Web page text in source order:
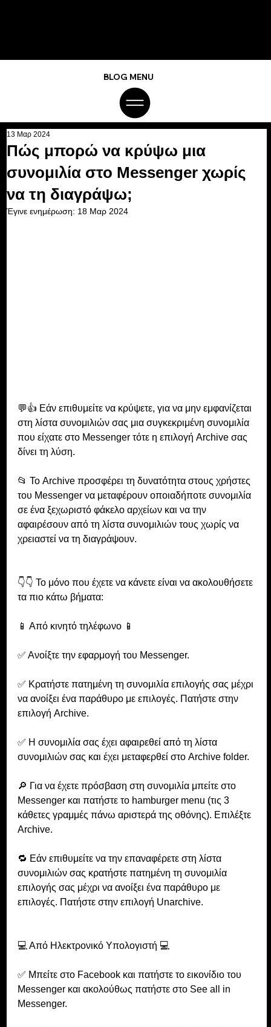
BLOG MENU
Πώς μπορώ να κρύψω μια
συνομιλία στο Messenger χωρίς
να τη διαγράψω;
13 Μαρ 2024
Έγινε ενημέρωση: 18 Μαρ 2024
💬👍 Εάν επιθυμείτε να κρύψετε, για να μην εμφανίζεται
στη λίστα συνομιλιών σας μια συγκεκριμένη συνομιλία
που είχατε στο Messenger τότε η επιλογή Archive σας
δίνει τη λύση.
📂 Το Archive προσφέρει τη δυνατότητα στους χρήστες
του Messenger να μεταφέρουν οποιαδήποτε συνομιλία
σε ένα ξεχωριστό φάκελο αρχείων και να την
αφαιρέσουν από τη λίστα συνομιλιών τους χωρίς να
χρειαστεί να τη διαγράψουν.
👇👇 Το μόνο που έχετε να κάνετε είναι να ακολουθήσετε
τα πιο κάτω βήματα:
📱 Από κινητό τηλέφωνο 📱
✅ Ανοίξτε την εφαρμογή του Messenger.
✅ Κρατήστε πατημένη τη συνομιλία επιλογής σας μέχρι
να ανοίξει ένα παράθυρο με επιλογές. Πατήστε στην
επιλογή Archive.
✅ Η συνομιλία σας έχει αφαιρεθεί από τη λίστα
συνομιλιών σας και έχει μεταφερθεί στο Archive folder.
🔎 Για να έχετε πρόσβαση στη συνομιλία μπείτε στο
Messenger και πατήστε το hamburger menu (τις 3
κάθετες γραμμές πάνω αριστερά της οθόνης). Επιλέξτε
Archive.
🔁 Εάν επιθυμείτε να την επαναφέρετε στη λίστα
συνομιλιών σας κρατήστε πατημένη τη συνομιλία
επιλογής σας μέχρι να ανοίξει ένα παράθυρο με
επιλογές. Πατήστε στην επιλογή Unarchive.
💻 Από Ηλεκτρονικό Υπολογιστή 💻
✅ Μπείτε στο Facebook και πατήστε το εικονίδιο του
Messenger και ακολούθως πατήστε στο See all in
Messenger.